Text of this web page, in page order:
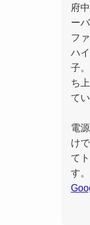
府
ー
フ
ハ
子
ち
て
電
け
て
す